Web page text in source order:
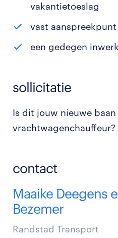
vakantietoeslag
vast
een gedegen
sollicitatie
Is dit jouw nieuwe baan
contact
Maaike Deegens
Bezemer
Randstad Transport